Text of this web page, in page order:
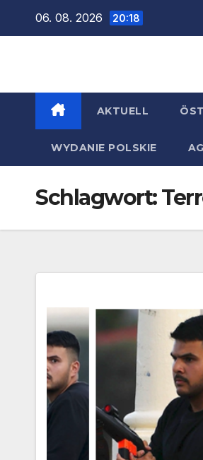
06. 08. 2026 20:18
AKTUELL
WYDANIE POLSKIE
Schlagwort: